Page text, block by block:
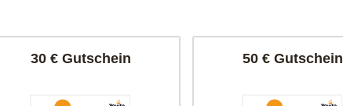
30 € Gutschein 50 € Gutschein